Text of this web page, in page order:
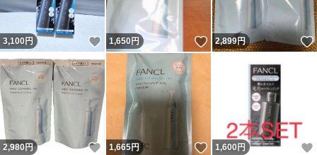
3,100 円 いいね！
1,650円 いいね！
2,899円
2,980円 いいね！
1,665円 いいね！
1,600 円